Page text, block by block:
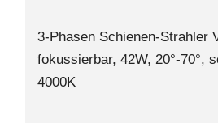
3-Phasen Schienen-Strahler
fokussierbar, 42W, 20°-70°,
4000K